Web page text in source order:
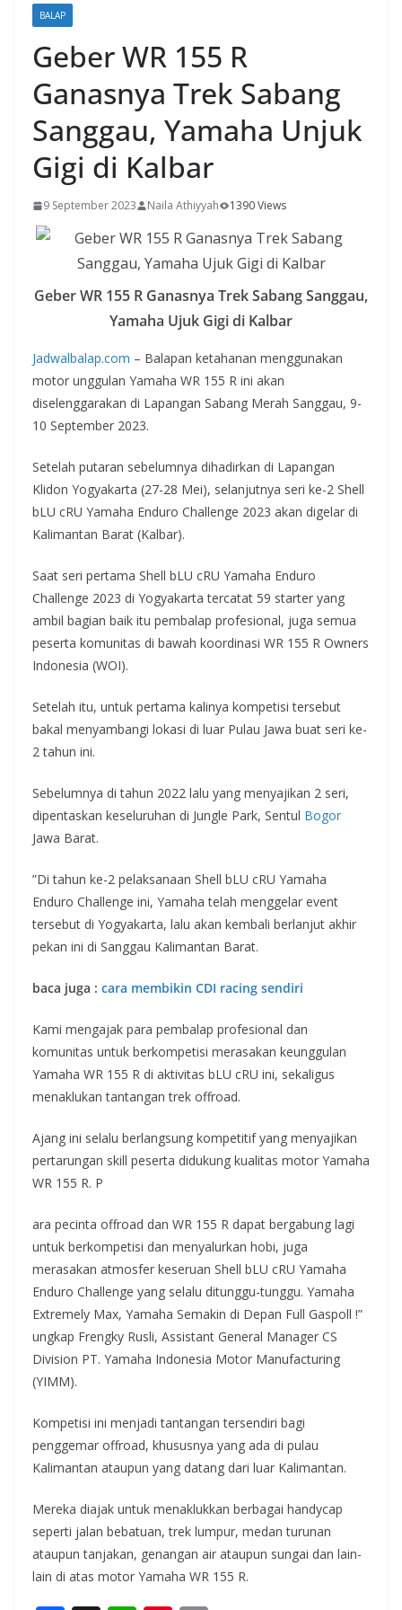
BALAP
Geber WR 155 R
Ganasnya Trek Sabang
Sanggau, Yamaha Unjuk
Gigi di Kalbar
9 September 2023 Naila Athiyyah 1390 Views
Geber WR 155 R Ganasnya Trek Sabang Sanggau,
Yamaha Ujuk Gigi di Kalbar
Jadwalbalap.com – Balapan ketahanan menggunakan
motor unggulan Yamaha WR 155 R ini akan
diselenggarakan di Lapangan Sabang Merah Sanggau, 9-
10 September 2023.
Setelah putaran sebelumnya dihadirkan di Lapangan
Klidon Yogyakarta (27-28 Mei), selanjutnya seri ke-2 Shell
bLU cRU Yamaha Enduro Challenge 2023 akan digelar di
Kalimantan Barat (Kalbar).
Saat seri pertama Shell bLU cRU Yamaha Enduro
Challenge 2023 di Yogyakarta tercatat 59 starter yang
ambil bagian baik itu pembalap profesional, juga semua
peserta komunitas di bawah koordinasi WR 155 R Owners
Indonesia (WOI).
Setelah itu, untuk pertama kalinya kompetisi tersebut
bakal menyambangi lokasi di luar Pulau Jawa buat seri ke-
2 tahun ini.
Sebelumnya di tahun 2022 lalu yang menyajikan 2 seri,
dipentaskan keseluruhan di Jungle Park, Sentul Bogor
Jawa Barat.
”Di tahun ke-2 pelaksanaan Shell bLU cRU Yamaha
Enduro Challenge ini, Yamaha telah menggelar event
tersebut di Yogyakarta, lalu akan kembali berlanjut akhir
pekan ini di Sanggau Kalimantan Barat.
baca juga : cara membikin CDI racing sendiri
Kami mengajak para pembalap profesional dan
komunitas untuk berkompetisi merasakan keunggulan
Yamaha WR 155 R di aktivitas bLU cRU ini, sekaligus
menaklukan tantangan trek offroad.
Ajang ini selalu berlangsung kompetitif yang menyajikan
pertarungan skill peserta didukung kualitas motor Yamaha
WR 155 R. P
ara pecinta offroad dan WR 155 R dapat bergabung lagi
untuk berkompetisi dan menyalurkan hobi, juga
merasakan atmosfer keseruan Shell bLU cRU Yamaha
Enduro Challenge yang selalu ditunggu-tunggu. Yamaha
Extremely Max, Yamaha Semakin di Depan Full Gaspoll !”
ungkap Frengky Rusli, Assistant General Manager CS
Division PT. Yamaha Indonesia Motor Manufacturing
(YIMM).
Kompetisi ini menjadi tantangan tersendiri bagi
penggemar offroad, khususnya yang ada di pulau
Kalimantan ataupun yang datang dari luar Kalimantan.
Mereka diajak untuk menaklukkan berbagai handycap
seperti jalan bebatuan, trek lumpur, medan turunan
ataupun tanjakan, genangan air ataupun sungai dan lain-
lain di atas motor Yamaha WR 155 R.